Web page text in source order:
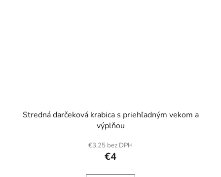
Stredná darčeková krabica s priehľadným vekom a
výplňou
€3,25 bez DPH
€4